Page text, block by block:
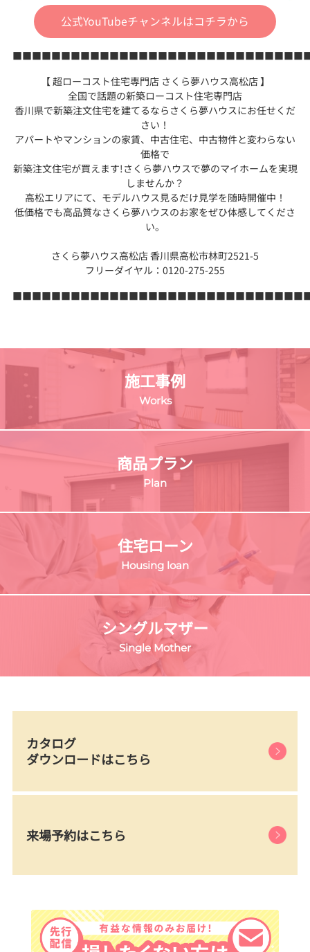
公式YouTubeチャンネルはコチラから
【 超ローコスト住宅専門店 さくら夢ハウス高松店 】
全国で話題の新築ローコスト住宅専門店
香川県で新築注文住宅を建てるならさくら夢ハウスにお任せくだ
さい！
アパートやマンションの家賃、中古住宅、中古物件と変わらない
価格で
新築注文住宅が買えます!さくら夢ハウスで夢のマイホームを実現
しませんか？
高松エリアにて、モデルハウス見るだけ見学を随時開催中！
低価格でも高品質なさくら夢ハウスのお家をぜひ体感してくださ
い。
さくら夢ハウス高松店 香川県高松市林町2521-5
フリーダイヤル：0120-275-255
施工事例
Works
商品プラン
Plan
住宅ローン
Housing loan
シングルマザー
Single Mother
カタログ
ダウンロードはこちら
来場予約はこちら